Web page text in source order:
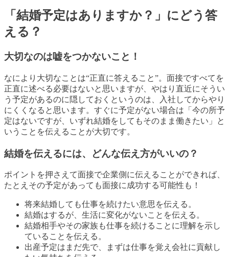
「結婚予定はありますか？」にどう答
える？
大切なのは嘘をつかないこと！
なにより大切なことは“正直に答えること”。面接ですべてを
正直に述べる必要はないと思いますが、やはり直近にそうい
う予定があるのに隠しておくというのは、入社してからやり
にくくなると思います。すぐに予定がない場合は「今の所予
定はないですが、いずれ結婚をしてもそのまま働きたい」と
いうことを伝えることが大切です。
結婚を伝えるには、どんな伝え方がいいの？
ポイントを押さえて面接で企業側に伝えることができれば、
たとえその予定があっても面接に成功する可能性も！
将来結婚しても仕事を続けたい意思を伝える。
結婚はするが、生活に変化がないことを伝える。
結婚相手やその家族も仕事を続けることに理解を示し
ていることを伝える。
出産予定はまだ先で、まずは仕事を覚え会社に貢献し